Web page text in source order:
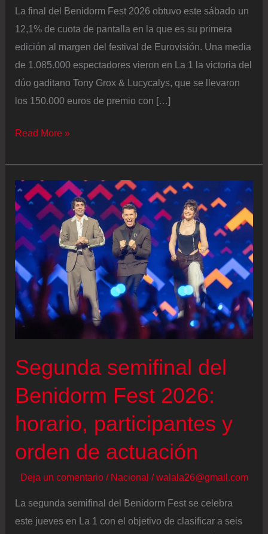
La final del Benidorm Fest 2026 obtuvo este sábado un
12,1% de cuota de pantalla en la que es su primera
edición al margen del festival de Eurovisión. Una media
de 1.085.000 espectadores vieron en La 1 la victoria del
dúo gaditano Tony Grox & Lucycalys, que se llevaron
los 150.000 euros de premio con […]
La
del
Benidorm
Fest
2026
logra
un
12,1%
de
cuota
de
completando
edición
menos
de
su
Read More »
Segunda semifinal del
Benidorm Fest 2026:
horario, participantes y
orden de actuación
Deja un comentario / Nacional /walala26@gmail.com
La segunda semifinal del Benidorm Fest se celebra
este jueves en La 1 con el objetivo de clasificar a seis